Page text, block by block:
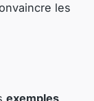
les